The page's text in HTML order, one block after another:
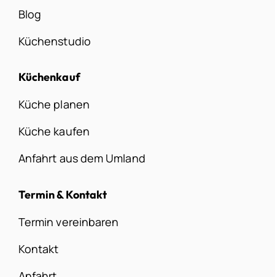
Blog
Küchenstudio
Küchenkauf
Küche planen
Küche kaufen
Anfahrt aus dem Umland
Termin & Kontakt
Termin vereinbaren
Kontakt